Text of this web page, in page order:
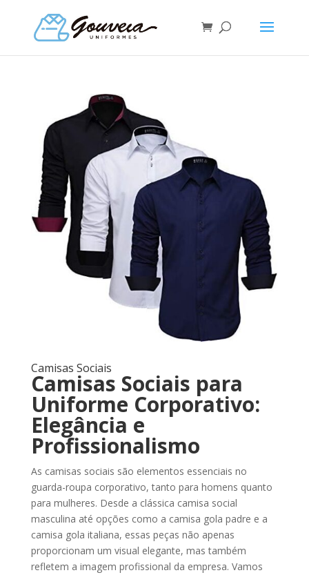
Camisas Sociais
Camisas Sociais para
Uniforme Corporativo:
Elegância e
Profissionalismo
As camisas sociais são elementos essenciais no
guarda-roupa corporativo, tanto para homens quanto
para mulheres. Desde a clássica camisa social
masculina até opções como a camisa gola padre e a
camisa gola italiana, essas peças não apenas
proporcionam um visual elegante, mas também
refletem a imagem profissional da empresa. Vamos